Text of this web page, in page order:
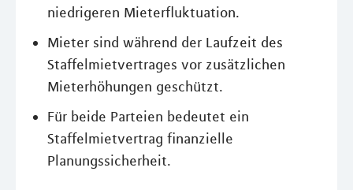
niedrigeren Mieterfluktuation.
Mieter sind während der Laufzeit des
Staffelmietvertrages vor zusätzlichen
Mieterhöhungen geschützt.
Für beide Parteien bedeutet ein
Staffelmietvertrag finanzielle
Planungssicherheit.